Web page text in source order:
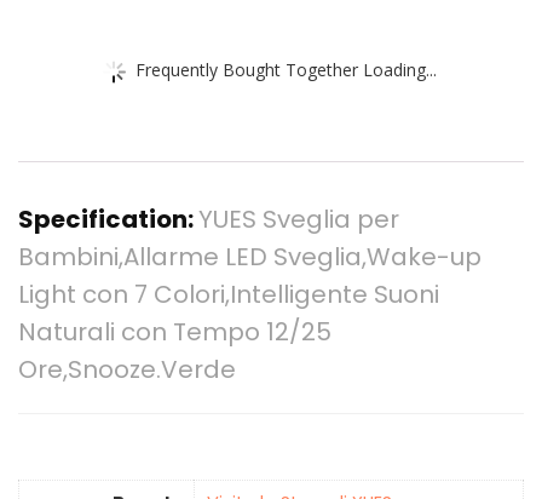
Frequently Bought Together Loading...
Specification:YUES Sveglia per
Bambini,Allarme LED Sveglia,Wake-up
Light con 7 Colori,Intelligente Suoni
Naturali con Tempo 12/25
Ore,Snooze.Verde